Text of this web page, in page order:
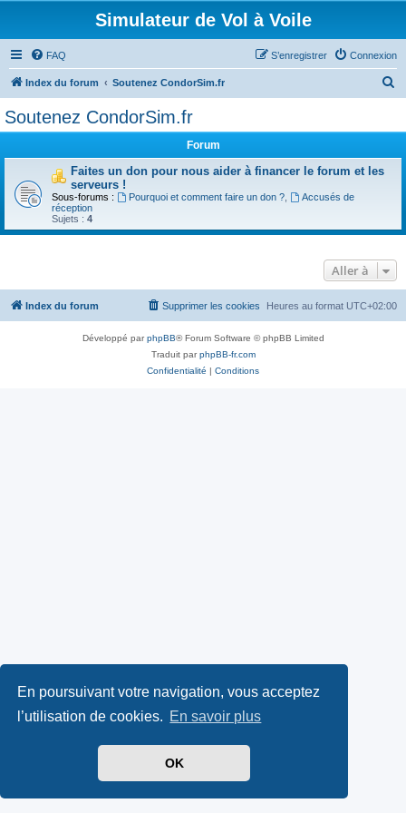
En poursuivant votre navigation, vous acceptez
l’utilisation de cookies. En savoir plus
OK
Simulateur de Vol à Voile
FAQ Connexion
S’enregistrer
Index du forum Soutenez CondorSim.fr
h
r
Soutenez CondorSim.fr
Forum
Faites un don pour nous aider à financer le forum et les
serveurs !
Sous-forums : Pourquoi et comment faire un don ?,
Accusés de
réception
Sujets : 4
Aller à
Index du forum Heures au format UTC+02:00
Supprimer les cookies
Développé parphpBB® Forum Software © phpBB Limited
Traduit parphpBB-fr.com
Confidentialité | Conditions